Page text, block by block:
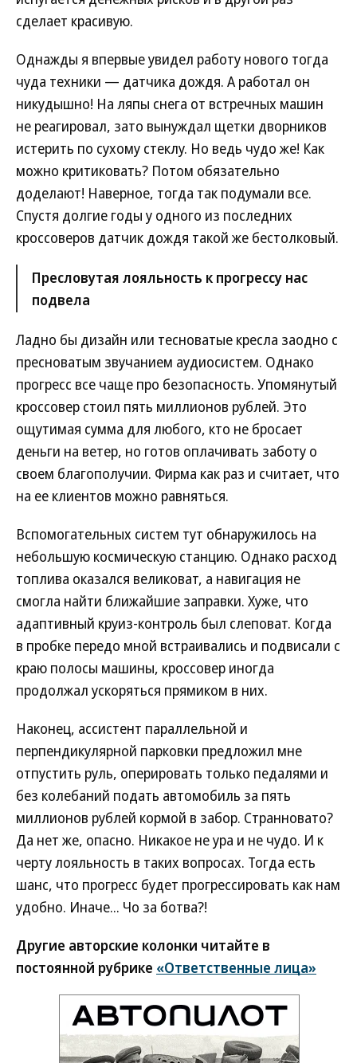
сделает красивую.
Однажды я впервые увидел работу нового тогда
чуда техники — датчика дождя. А работал он
никудышно! На ляпы снега от встречных машин
не реагировал, зато вынуждал щетки дворников
истерить по сухому стеклу. Но ведь чудо же! Как
можно критиковать? Потом обязательно
доделают! Наверное, тогда так подумали все.
Спустя долгие годы у одного из последних
кроссоверов датчик дождя такой же бестолковый.
Пресловутая лояльность к прогрессу нас
подвела
Ладно бы дизайн или тесноватые кресла заодно с
пресноватым звучанием аудиосистем. Однако
прогресс все чаще про безопасность. Упомянутый
кроссовер стоил пять миллионов рублей. Это
ощутимая сумма для любого, кто не бросает
деньги на ветер, но готов оплачивать заботу о
своем благополучии. Фирма как раз и считает, что
на ее клиентов можно равняться.
Вспомогательных систем тут обнаружилось на
небольшую космическую станцию. Однако расход
топлива оказался великоват, а навигация не
смогла найти ближайшие заправки. Хуже, что
адаптивный круиз-контроль был слеповат. Когда
в пробке передо мной встраивались и подвисали с
краю полосы машины, кроссовер иногда
продолжал ускоряться прямиком в них.
Наконец, ассистент параллельной и
перпендикулярной парковки предложил мне
отпустить руль, оперировать только педалями и
без колебаний подать автомобиль за пять
миллионов рублей кормой в забор. Странновато?
Да нет же, опасно. Никакое не ура и не чудо. И к
черту лояльность в таких вопросах. Тогда есть
шанс, что прогресс будет прогрессировать как нам
удобно. Иначе... Чо за ботва?!
Другие авторские колонки читайте в
постоянной рубрике «Ответственные лица»